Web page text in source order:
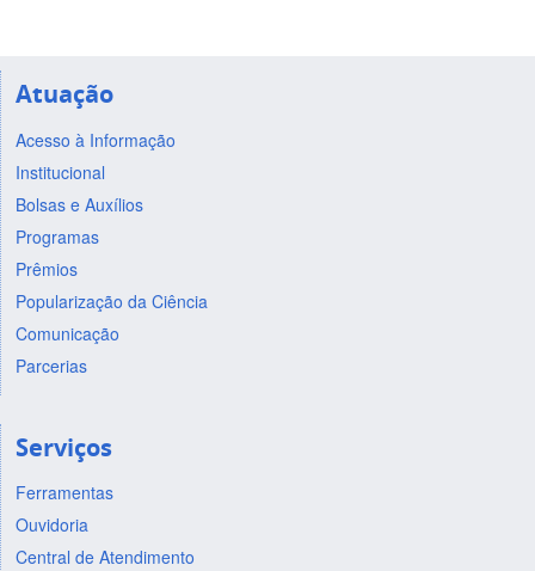
Atuação
Acesso à Informação
Institucional
Bolsas e Auxílios
Programas
Prêmios
Popularização da Ciência
Comunicação
Parcerias
Serviços
Ferramentas
Ouvidoria
Central de Atendimento